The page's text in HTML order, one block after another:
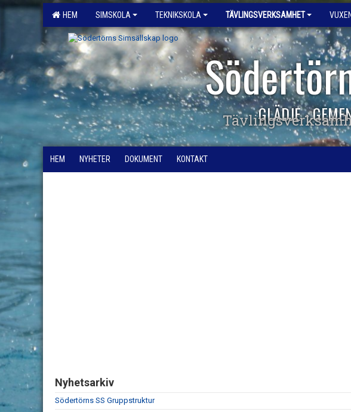
HEM SIMSKOLA TEKNIKSKOLA TÄVLINGSVERKSAMHET
GLÄDJE -
HEM NYHETER DOKUMENT KONTAKT
Nyhetsarkiv
Södertörns SS Gruppstruktur